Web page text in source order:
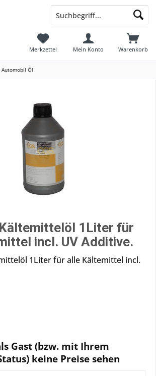
Warenkorb
Merkzettel Mein Konto
Automobil Öl
1Liter für
incl. UV Additive.
1Liter für alle Kältemittel incl.
Gast (bzw. mit Ihrem
keine Preise sehen